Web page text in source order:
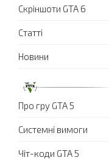
Скріншоти GTA 6
Статті
Новини
Про гру GTA 5
Системні вимоги
Чіт-коди GTA 5